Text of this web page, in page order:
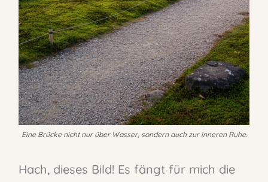
Eine Brücke nicht nur über Wasser, sondern auch zur inneren Ruhe.
Hach, dieses Bild! Es fängt für mich die